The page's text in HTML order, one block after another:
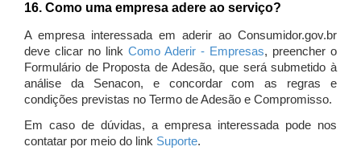
16. Como uma empresa adere ao serviço?
A empresa interessada em aderir ao Consumidor.gov.br
deve clicar no link Como Aderir - Empresas, preencher o
Formulário de Proposta de Adesão, que será submetido à
análise da Senacon, e concordar com as regras e
condições previstas no Termo de Adesão e Compromisso.
Em caso de dúvidas, a empresa interessada pode nos
contatar por meio do link Suporte.